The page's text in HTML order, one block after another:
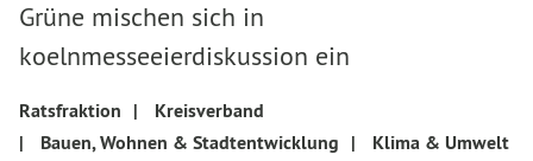
Grüne mischen sich in
koelnmesseeierdiskussion ein
Ratsfraktion |
Kreisverband
|
Bauen, Wohnen & Stadtentwicklung | Klima & Umwelt